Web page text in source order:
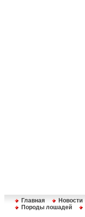
Главная
Новости
Породы лошадей